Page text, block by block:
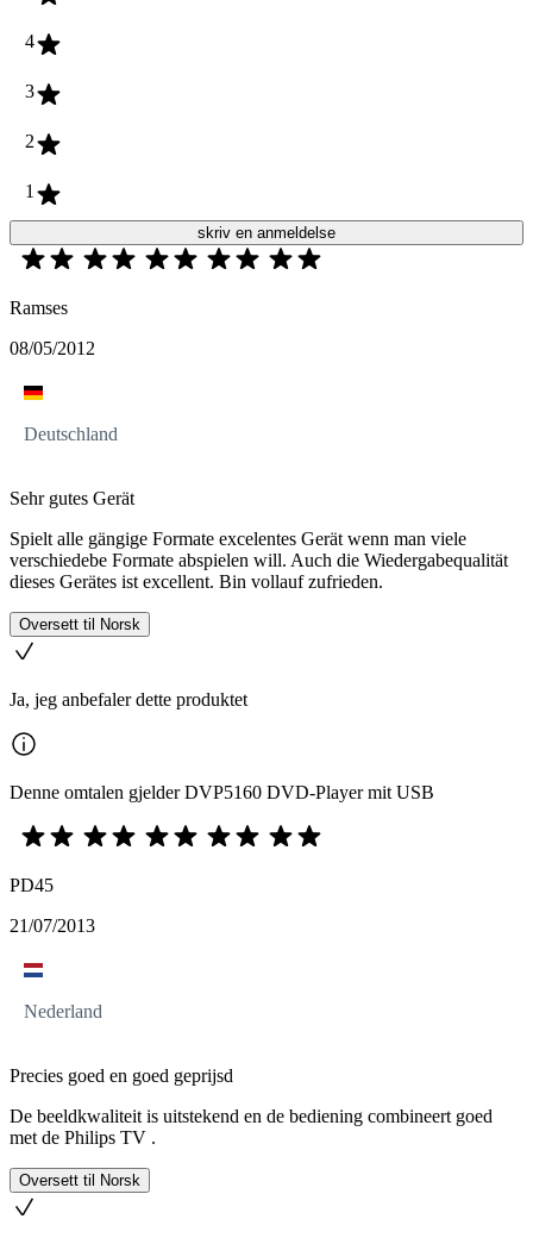
4
3
2
1
skriv en anmeldelse
Ramses
08/05/2012
Deutschland
Sehr gutes Gerät
Spielt alle gängige Formate excelentes Gerät wenn man viele
verschiedebe Formate abspielen will. Auch die Wiedergabequalität
dieses Gerätes ist excellent. Bin vollauf zufrieden.
Oversett til Norsk
Ja, jeg anbefaler dette produktet
Denne omtalen gjelder DVP5160 DVD-Player mit USB
PD45
21/07/2013
Nederland
Precies goed en goed geprijsd
De beeldkwaliteit is uitstekend en de bediening combineert goed
met de Philips TV .
Oversett til Norsk